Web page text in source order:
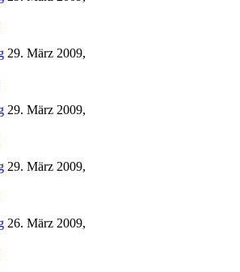
29. März 2009,
29. März 2009,
29. März 2009,
26. März 2009,